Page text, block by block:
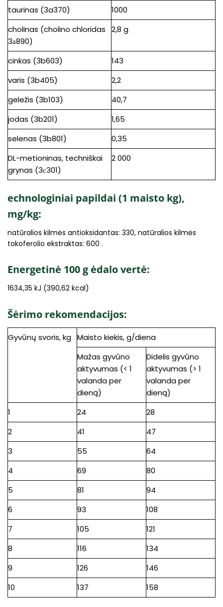
taurinas (3a370)
1000
cholinas (cholino chloridas
3а890)
2,8 g
cinkas (3b603)
143
varis (3b405)
2,2
geležis (3b103)
40,7
jodas (3b201)
1,65
selenas (3b801)
0,35
DL-metioninas, techniškai
grynas (3с301)
2 000
echnologiniai papildai (1 maisto kg),
mg/kg:
natūralios kilmės antioksidantas: 330, natūralios kilmės
tokoferolio ekstraktas: 600 .
Energetinė 100 g ėdalo vertė:
1634,35 kJ (390,62 kcal)
Šėrimo rekomendacijos:
Gyvūnų svoris, kg Maisto kiekis, g/diena
Mažas gyvūno
aktyvumas (< 1
valanda per
dieną)
Didelis gyvūno
aktyvumas (> 1
valanda per
dieną)
1
24
28
2
41
47
3
55
64
4
69
80
5
81
94
6
93
108
7
105
121
8
116
134
9
126
146
10
137 158